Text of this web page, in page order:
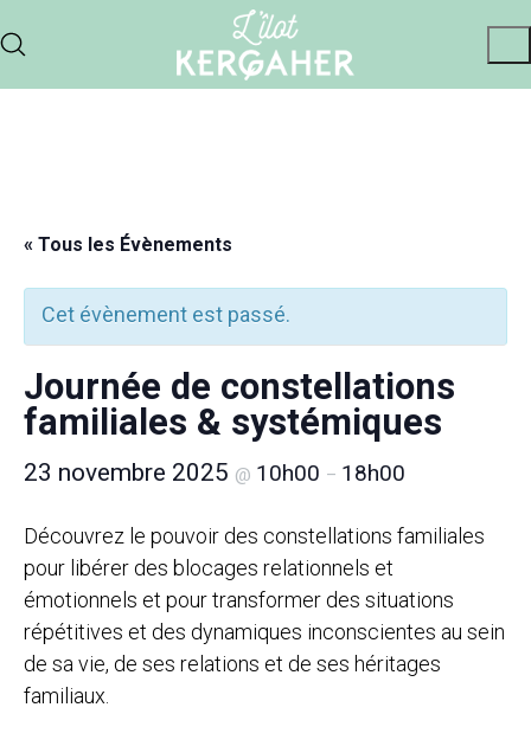
« Tous les Évènements
Cet évènement est passé.
Journée de constellations
familiales & systémiques
23 novembre 2025 @ 10h00 – 18h00
Découvrez le pouvoir des constellations familiales
pour libérer des blocages relationnels et
émotionnels et pour transformer des situations
répétitives et des dynamiques inconscientes au sein
de sa vie, de ses relations et de ses héritages
familiaux.